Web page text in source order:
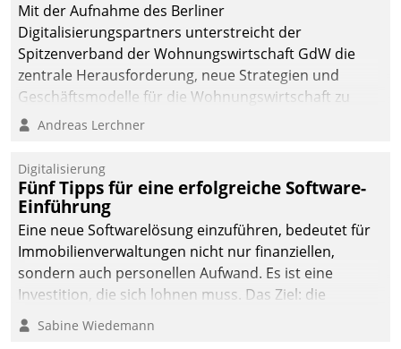
Mit der Aufnahme des Berliner
Digitalisierungspartners unterstreicht der
Spitzenverband der Wohnungswirtschaft GdW die
zentrale Herausforderung, neue Strategien und
Geschäftsmodelle für die Wohnungswirtschaft zu
entwickeln.
Andreas Lerchner
Digitalisierung
Fünf Tipps für eine erfolgreiche Software-
Einführung
Eine neue Softwarelösung einzuführen, bedeutet für
Immobilienverwaltungen nicht nur finanziellen,
sondern auch personellen Aufwand. Es ist eine
Investition, die sich lohnen muss. Das Ziel: die
nachhaltige Optimierung der Geschäftsabläufe. Damit
dieses Ziel erreicht wird, sollten einige Grundregeln
Sabine Wiedemann